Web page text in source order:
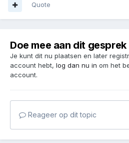
Quote
Doe mee aan dit gesprek
Je kunt dit nu plaatsen en later
account hebt, log dan nu in om het
account.
Reageer op dit topic